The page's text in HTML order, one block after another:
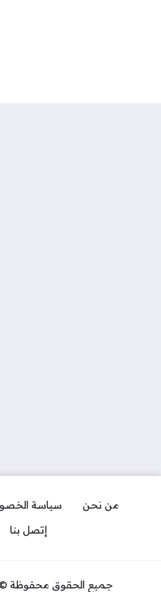
من نحن سياسة
إتصل بنا
جميع الحقوق محفوظة ©